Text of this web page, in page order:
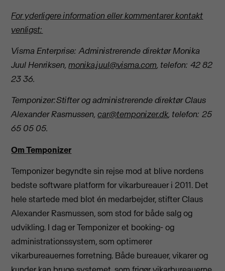
For yderligere information eller kommentarer kontakt
venligst:
Visma Enterprise: Administrerende direktør Monika
Juul Henriksen,monika.juul@visma.com, telefon: 42 82
23 36.
Temponizer:Stifter og administrerende direktør Claus
Alexander Rasmussen,car@temponizer.dk, telefon: 25
65 05 05.
Om Temponizer
Temponizer begyndte sin rejse mod at blive nordens
bedste software platform for vikarbureauer i 2011. Det
hele startede med blot én medarbejder, stifter Claus
Alexander Rasmussen, som stod for både salg og
udvikling. I dag er Temponizer et booking- og
administrationssystem, som optimerer
vikarbureauernes forretning. Både bureauer, vikarer og